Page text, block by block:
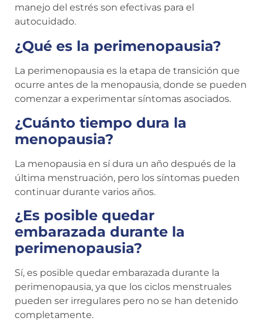
manejo del estrés son efectivas para el
autocuidado.
¿Qué es la perimenopausia?
La perimenopausia es la etapa de transición que
ocurre antes de la menopausia, donde se pueden
comenzar a experimentar síntomas asociados.
¿Cuánto tiempo dura la
menopausia?
La menopausia en sí dura un año después de la
última menstruación, pero los síntomas pueden
continuar durante varios años.
¿Es posible quedar
embarazada durante la
perimenopausia?
Sí, es posible quedar embarazada durante la
perimenopausia, ya que los ciclos menstruales
pueden ser irregulares pero no se han detenido
completamente.